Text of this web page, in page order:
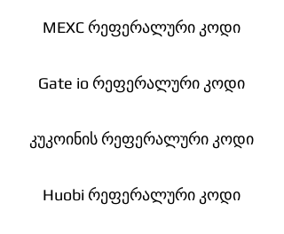
MEXC რეფერალური კოდი
Gate io რეფერალური კოდი
კუკოინის რეფერალური კოდი
Huobi რეფერალური კოდი